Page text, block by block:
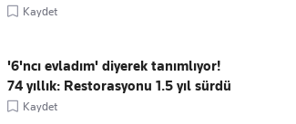
Kaydet
'6'ncı evladım' diyerek tanımlıyor!
74 yıllık: Restorasyonu 1.5 yıl sürdü
Kaydet